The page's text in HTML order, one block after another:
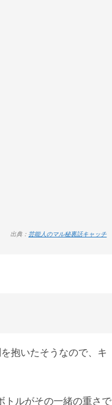
出典：芸能人のマル秘裏話キャッチ
抱いたそうなので、キ
トルがその一緒の重さで